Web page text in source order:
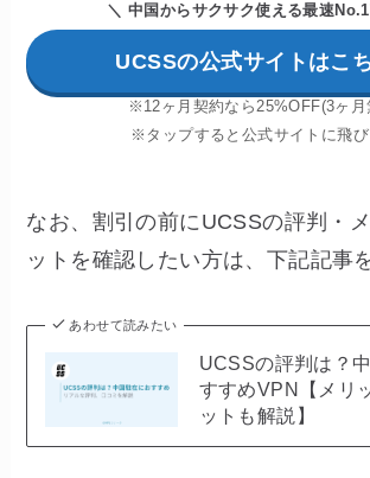
＼ 中国からサクサク使える最速
UCSSの公式サイトはこ
※12ヶ月契約なら25%OFF(3ヶ月
※タップすると公式サイトに飛
なお、割引の前にUCSSの評判・
ットを確認したい方は、下記記事
あわせて読みたい
UCSSの評判は？
すすめVPN【メリ
ットも解説】